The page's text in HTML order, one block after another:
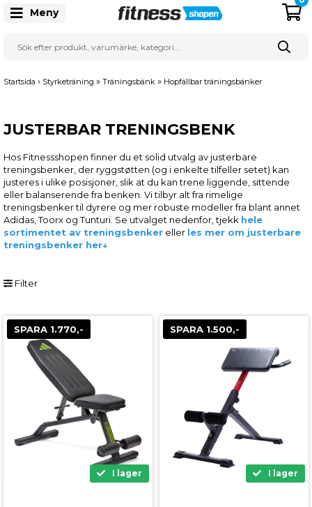
Meny
Startsida › Styrketräning » Träningsbänk » Hopfällbar träningsbänker
JUSTERBAR TRENINGSBENK
Hos Fitnessshopen finner du et solid utvalg av justerbare
treningsbenker, der ryggstøtten (og i enkelte tilfeller setet) kan
justeres i ulike posisjoner, slik at du kan trene liggende, sittende
eller balanserende fra benken. Vi tilbyr alt fra rimelige
treningsbenker til dyrere og mer robuste modeller fra blant annet
Adidas, Toorx og Tunturi. Se utvalget nedenfor, tjekk hele
sortimentet av treningsbenker eller les mer om justerbare
treningsbenker her↓
Filter
SPARA 1.770,-
I lager
SPARA 1.500,-
I lager